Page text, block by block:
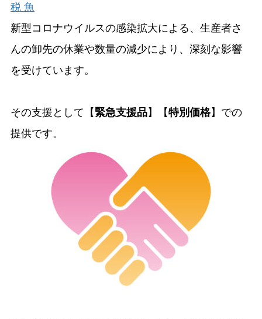
税 魚
新型コロナウイルスの感染拡大による、生産者さ
んの卸先の休業や数量の減少により、深刻な影響
を受けています。
その支援として【 緊急支援品】【特別価格】での
提供です。